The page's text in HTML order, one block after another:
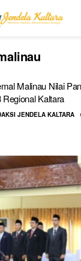
Malinau Nilai
Regional Kaltara
JENDELA KALTARA